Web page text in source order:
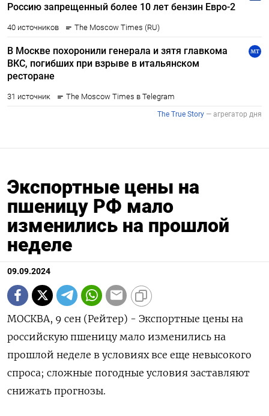
Экспортные цены на
пшеницу РФ мало
изменились на прошлой
неделе
09.09.2024
МОСКВА, 9 сен (Рейтер) - Экспортные цены на
российскую пшеницу мало изменились на
прошлой неделе в условиях все еще невысокого
спроса; сложные погодные условия заставляют
снижать прогнозы.